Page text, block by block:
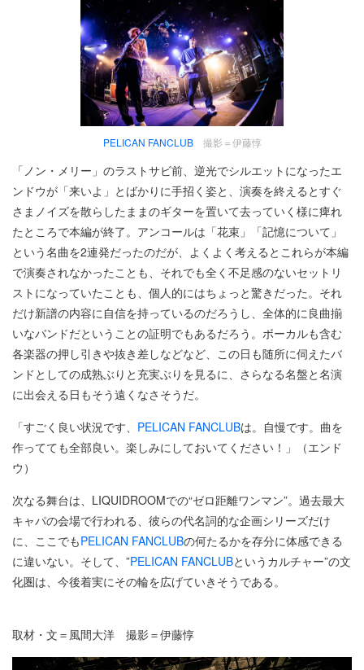
PELICAN FANCLUB撮影＝伊藤惇
「ノン・メリー」のラストサビ前、逆光でシルエットになったエ
ンドウが「来いよ」とばかりに手招く姿と、演奏を終えるとすぐ
さまノイズを散らしたままのギターを置いて去っていく様に痺れ
たところで本編が終了。アンコールは「花束」「記憶について」
という名曲を2連発だったのだが、よくよく考えるとこれらが本編
で演奏されなかったことも、それでも全く不足感のないセットリ
ストになっていたことも、個人的にはちょっと驚きだった。それ
だけ新譜の内容に自信を持っているのだろうし、全体的に良曲揃
いなバンドだということの証明でもあるだろう。ボーカルも含む
各楽器の押し引きや抜き差しなどなど、この日も随所に伺えたバ
ンドとしての成熟ぶりと充実ぶりを見るに、さらなる名盤と名演
に出会える日もそう遠くなさそうだ。
「すごく良い状況です、 PELICAN FANCLUBは。自慢です。曲を
作ってても全部良い。楽しみにしておいてください！」（エンド
ウ）
次なる舞台は、LIQUIDROOMでの“ゼロ距離ワンマン”。過去最大
キャパの会場で行われる、彼らの代名詞的な企画シリーズだけ
に、ここでもPELICAN FANCLUBの何たるかを存分に体感できる
に違いない。そして、”PELICAN FANCLUBというカルチャー”の文
化圏は、今後着実にその輪を広げていきそうである。
取材・文＝風間大洋 撮影＝伊藤惇